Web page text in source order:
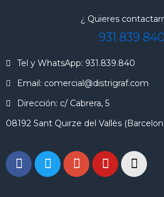
¿ Quieres
931 839 840
Tel y WhatsApp: 931.839.840
Email: comercial@distrigraf.com
Dirección: c/ Cabrera, 5
08192 Sant Quirze del Vallès